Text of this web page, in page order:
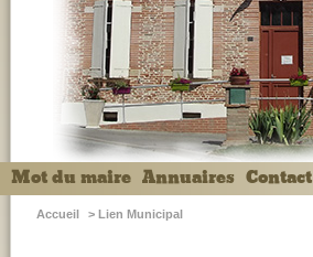
Mot du maire Annuaires Contact
Accueil > Lien Municipal